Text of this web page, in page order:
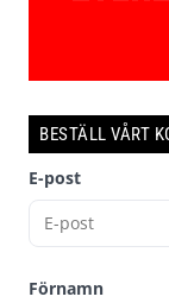
BESTÄLL VÅRT
E-post
Förnamn